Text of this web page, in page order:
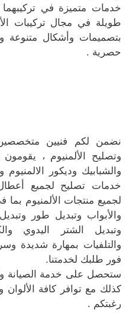
خدمات متميزة في
طويلة في مجال تركيبات
بتصميمات وأشكال متنوعة
حصرية .
نضمن لكم فنيين
وتصليح الألمنيوم ،
والشبابيك وديكور
خدمات تصليح لجميع أعطال
لجميع منتجات الألمنيوم بما
والأبواب وتبديل طور
وتبديل الشتر اليدوي
والتلفيات بمهارة شديدة
فور طلبك لخدمتنا.
ستحصل على خدمة الصيانة
كذلك مع توافر كافة
رغبتكم .